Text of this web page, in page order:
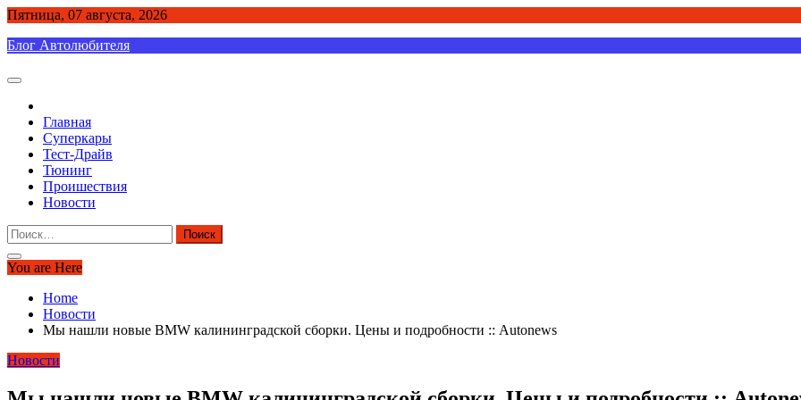
Skip
content
Пятница, 07 августа, 2026
Блог Автолюбителя
Главная
Суперкары
Тест-Драйв
Тюнинг
Проишествия
Новости
Найти:
You are Here
Home
Новости
Мы нашли новые BMW калининградской сборки. Цены и подробности :: Autonews
Новости